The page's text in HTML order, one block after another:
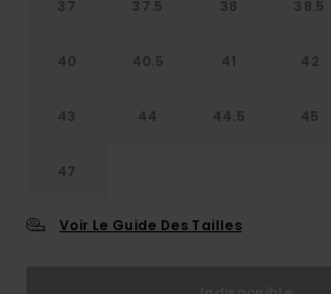
37 37.5 38 38.5
40 40.5 41 42
43 44 44.5 45
47
Voir Le Guide Des Tailles